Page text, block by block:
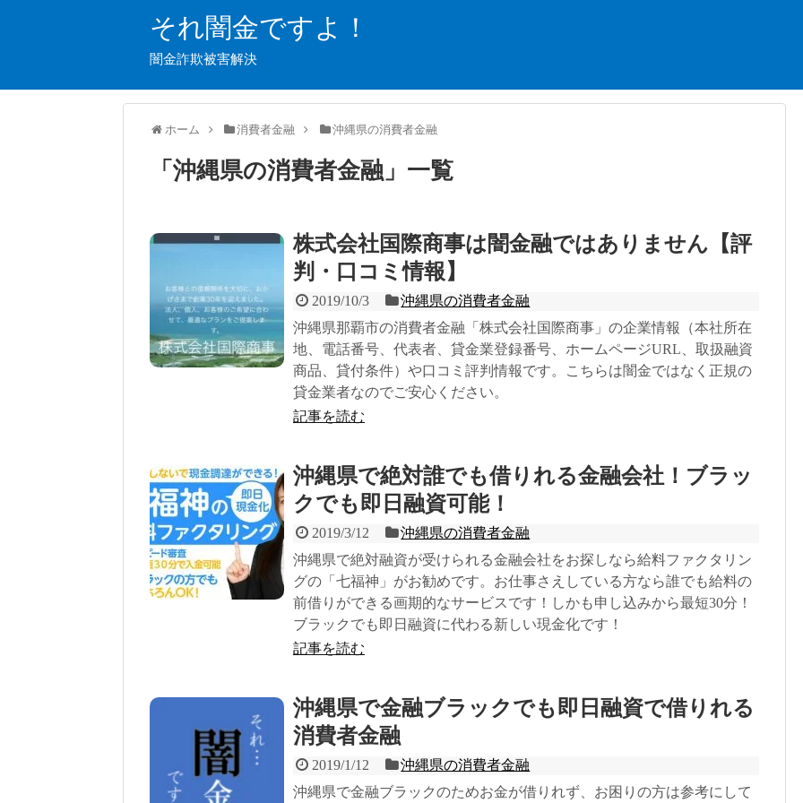
それ闇金ですよ！
闇金詐欺被害解決
ホーム 消費者金融 沖縄県の消費者金融
「 沖縄県の消費者金融 」 一覧
株式会社国際商事は闇金融ではありません【評
判・口コミ情報】
2019/10/3
沖縄県の消費者金融
沖縄県那覇市の消費者金融「株式会社国際商事」の企業情報（本社所在
地、電話番号、代表者、貸金業登録番号、ホームページURL、取扱融資
商品、貸付条件）や口コミ評判情報です。こちらは闇金ではなく正規の
貸金業者なのでご安心ください。
記事を読む
沖縄県で絶対誰でも借りれる金融会社！ブラッ
クでも即日融資可能！
2019/3/12
沖縄県の消費者金融
沖縄県で絶対融資が受けられる金融会社をお探しなら給料ファクタリン
グの「七福神」がお勧めです。お仕事さえしている方なら誰でも給料の
前借りができる画期的なサービスです！しかも申し込みから最短30分！
ブラックでも即日融資に代わる新しい現金化です！
記事を読む
沖縄県で金融ブラックでも即日融資で借りれる
消費者金融
2019/1/12
沖縄県の消費者金融
沖縄県で金融ブラックのためお金が借りれず、お困りの方は参考にして